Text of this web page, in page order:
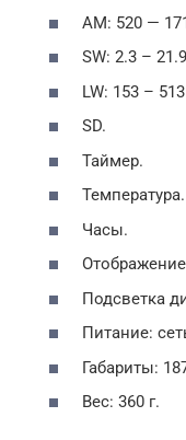
AM: 520 —
SW: 2.3 –
LW: 153 –
SD.
Таймер.
Температура.
Часы.
Подсветка
Питание:
Габариты:
Вес: 360 г.